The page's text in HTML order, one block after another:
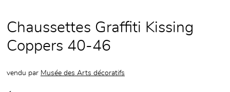
Chaussettes Graffiti Kissing
Coppers 40-46
vendu par Musée des Arts décoratifs